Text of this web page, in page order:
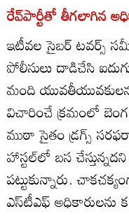
రేవ్‌పార్టీతో తీగలాగిన
ఇటీవల సైబర్‌ టవర్స్‌
పోలీసులు దాడిచేసి
మంది
విచారించే క్రమంలో
ముఠా సైతం డ్రగ్స్‌
హాస్టల్‌లో బస
పట్టుకున్నారు.
ఎస్‌టీఎఫ్‌ అధికారులను